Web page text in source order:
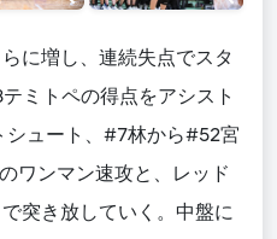
に増し、連続失点でスタ
ミトペの得点をアシスト
ュート、#7林から#52宮
ワンマン速攻と、レッド
突き放していく。中盤に